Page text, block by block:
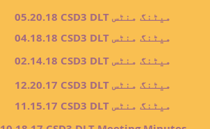
05.20.18 CSD3 DLT میٹنگ منٹس
11.15.17 CSD3 DLT میٹنگ منٹس
12.20.17 CSD3 DLT میٹنگ منٹس
02.14.18 CSD3 DLT میٹنگ منٹس
04.18.18 CSD3 DLT میٹنگ منٹس